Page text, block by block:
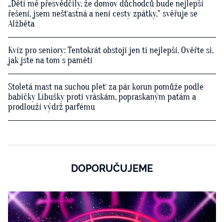
„Děti mě přesvědčily, že domov důchodců bude nejlepší
řešení, jsem nešťastná a není cesty zpátky,“ svěřuje se
Alžběta
Kvíz pro seniory: Tentokrát obstojí jen ti nejlepší. Ověřte si,
jak jste na tom s pamětí
Stoletá mast na suchou pleť za pár korun pomůže podle
babičky Libušky proti vráskám, popraskaným patám a
prodlouží výdrž parfému
DOPORUČUJEME